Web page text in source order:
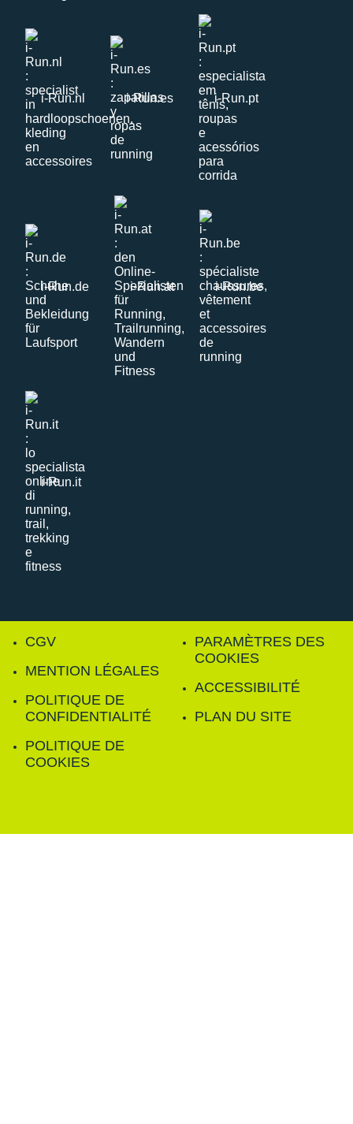
i-Run.nl i-Run.es i-Run.pt
i-Run.de i-Run.at i-Run.be
i-Run.it
CGV
MENTION LÉGALES
POLITIQUE DE
CONFIDENTIALITÉ
POLITIQUE DE
COOKIES
PARAMÈTRES DES
COOKIES
ACCESSIBILITÉ
PLAN DU SITE